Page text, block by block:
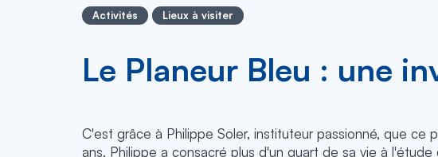
Activités
Lieux à visiter
Le Planeur Bleu : une
C'est grâce à Philippe Soler, instituteur passionné, que
ans, Philippe a consacré plus d'un quart de sa vie à